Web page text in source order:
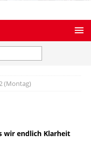
(Montag)
wir endlich Klarheit